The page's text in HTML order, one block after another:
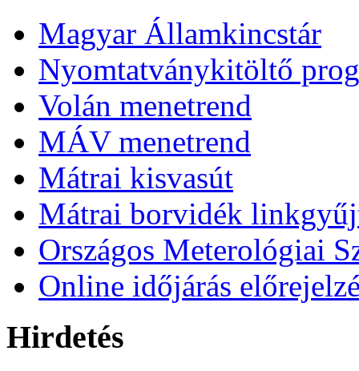
Magyar Államkincstár
Nyomtatványkitöltő
Volán menetrend
MÁV menetrend
Mátrai kisvasút
Mátrai borvidék
Országos Meterológiai
Online időjárás
Hirdetés